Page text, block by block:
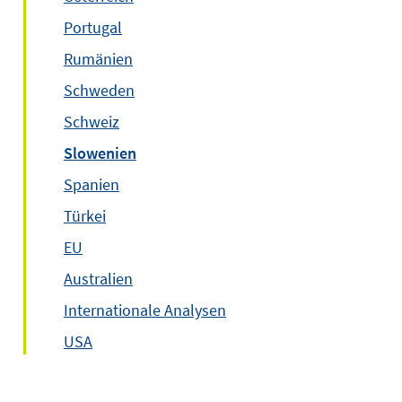
Portugal
Rumänien
Schweden
Schweiz
Slowenien
Spanien
Türkei
EU
Australien
Internationale Analysen
USA